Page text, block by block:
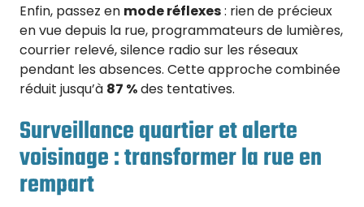
Enfin, passez en mode réflexes: rien de précieux
en vue depuis la rue, programmateurs de lumières,
courrier relevé, silence radio sur les réseaux
pendant les absences. Cette approche combinée
réduit jusqu’à 87 %des tentatives.
Surveillance quartier et alerte
voisinage : transformer la rue en
rempart